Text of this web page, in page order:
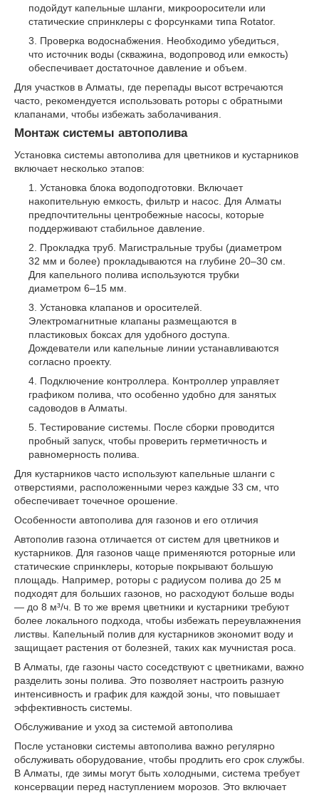
подойдут капельные шланги, микрооросители или
статические спринклеры с форсунками типа Rotator.
Проверка водоснабжения. Необходимо убедиться,
что источник воды (скважина, водопровод или емкость)
обеспечивает достаточное давление и объем.
Для участков в Алматы, где перепады высот встречаются
часто, рекомендуется использовать роторы с обратными
клапанами, чтобы избежать заболачивания.
Монтаж системы автополива
Установка системы автополива для цветников и кустарников
включает несколько этапов:
Установка блока водоподготовки. Включает
накопительную емкость, фильтр и насос. Для Алматы
предпочтительны центробежные насосы, которые
поддерживают стабильное давление.
Прокладка труб. Магистральные трубы (диаметром
32 мм и более) прокладываются на глубине 20–30 см.
Для капельного полива используются трубки
диаметром 6–15 мм.
Установка клапанов и оросителей.
Электромагнитные клапаны размещаются в
пластиковых боксах для удобного доступа.
Дождеватели или капельные линии устанавливаются
согласно проекту.
Подключение контроллера. Контроллер управляет
графиком полива, что особенно удобно для занятых
садоводов в Алматы.
Тестирование системы. После сборки проводится
пробный запуск, чтобы проверить герметичность и
равномерность полива.
Для кустарников часто используют капельные шланги с
отверстиями, расположенными через каждые 33 см, что
обеспечивает точечное орошение.
Особенности автополива для газонов и его отличия
Автополив газона отличается от систем для цветников и
кустарников. Для газонов чаще применяются роторные или
статические спринклеры, которые покрывают большую
площадь. Например, роторы с радиусом полива до 25 м
подходят для больших газонов, но расходуют больше воды
— до 8 м³/ч. В то же время цветники и кустарники требуют
более локального подхода, чтобы избежать переувлажнения
листвы. Капельный полив для кустарников экономит воду и
защищает растения от болезней, таких как мучнистая роса.
В Алматы, где газоны часто соседствуют с цветниками, важно
разделить зоны полива. Это позволяет настроить разную
интенсивность и график для каждой зоны, что повышает
эффективность системы.
Обслуживание и уход за системой автополива
После установки системы автополива важно регулярно
обслуживать оборудование, чтобы продлить его срок службы.
В Алматы, где зимы могут быть холодными, система требует
консервации перед наступлением морозов. Это включает